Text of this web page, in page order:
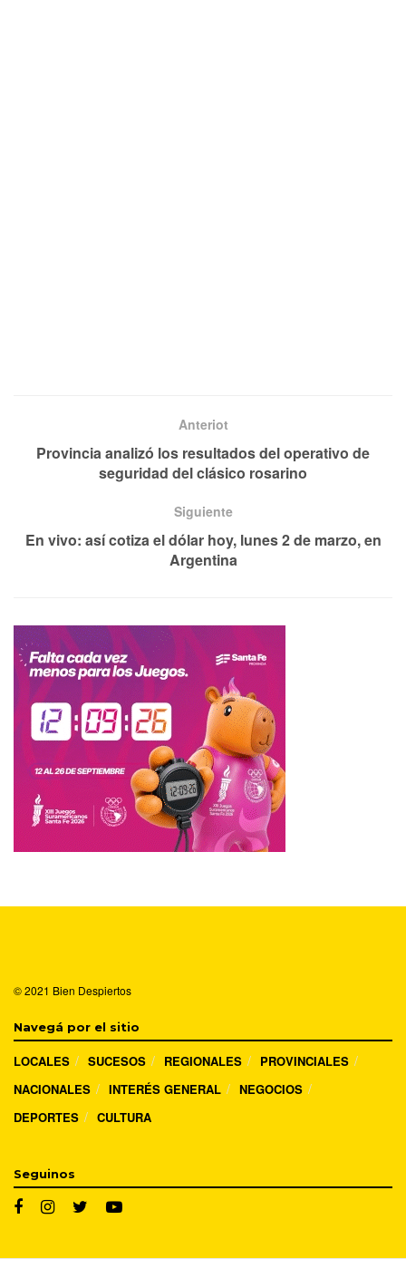
Anteriot
Provincia analizó los resultados del operativo de
seguridad del clásico rosarino
Siguiente
En vivo: así cotiza el dólar hoy, lunes 2 de marzo, en
Argentina
© 2021 Bien Despiertos
Navegá por el sitio
LOCALES SUCESOS REGIONALES
PROVINCIALES
NACIONALES
INTERÉS GENERAL
NEGOCIOS
DEPORTES
CULTURA
Seguinos